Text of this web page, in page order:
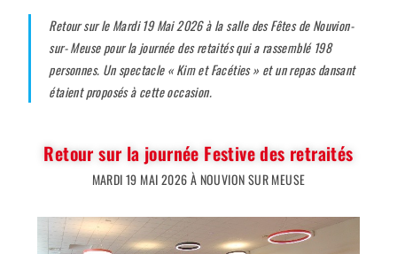
Retour sur le Mardi 19 Mai 2026 à la salle des Fêtes de Nouvion-
sur- Meuse pour la journée des retaités qui a rassemblé 198
personnes. Un spectacle « Kim et Facéties » et un repas dansant
étaient proposés à cette occasion.
Retour sur la journée Festive des retraités
MARDI 19 MAI 2026 À NOUVION SUR MEUSE